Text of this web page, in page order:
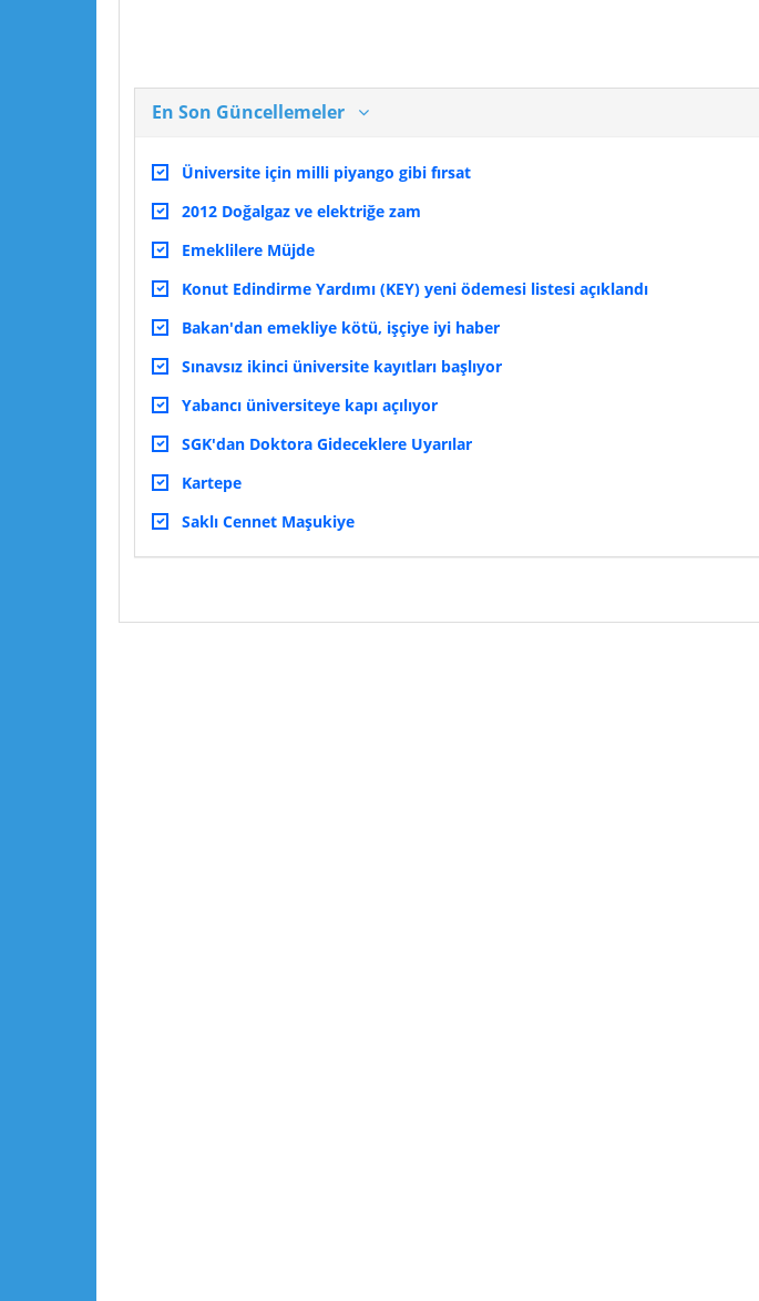
En Son Güncellemeler
Üniversite için milli piyango gibi fırsat
2012 Doğalgaz ve elektriğe zam
Emeklilere Müjde
Konut Edindirme Yardımı (KEY) yeni ödemesi listesi açıklandı
Bakan'dan emekliye kötü, işçiye iyi haber
Sınavsız ikinci üniversite kayıtları başlıyor
Yabancı üniversiteye kapı açılıyor
SGK'dan Doktora Gideceklere Uyarılar
Kartepe
Saklı Cennet Maşukiye